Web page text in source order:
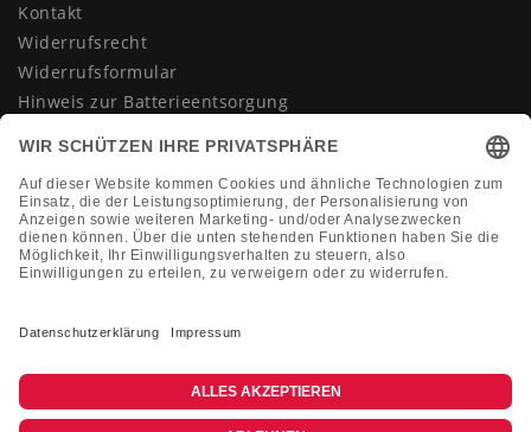
Kontakt
Widerrufsrecht
Widerrufsformular
Hinweis zur Batterieentsorgung
Datenschutzerklärung
Impressum
Vertrag widerrufen
KONTAKT
Montag-Freitag 10:00-18:00 Uhr
+49 (0)2133 210433
shop@dienadel.de